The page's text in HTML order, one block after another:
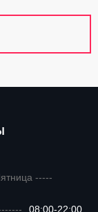
-----
08:00-22:00